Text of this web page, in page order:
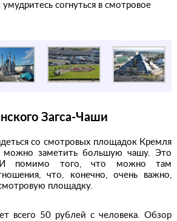
согнуться в смотровое
Загса-Чаши
со смотровых площадок Кремля
можно заметить большую чашу. Это
помимо того, что можно там
что, конечно, очень важно,
площадку.
всего 50 рублей с человека. Обзор